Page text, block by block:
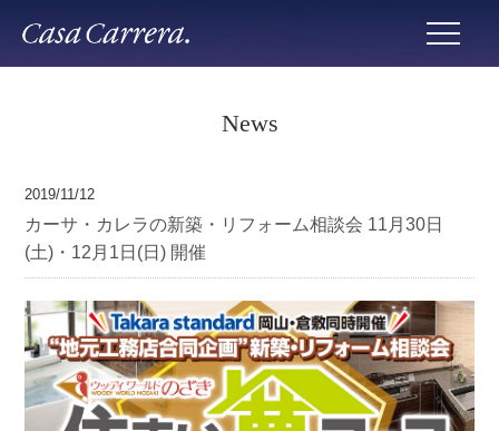
News
2019/11/12
カーサ・カレラの新築・リフォーム相談会 11月30日
(土)・12月1日(日) 開催